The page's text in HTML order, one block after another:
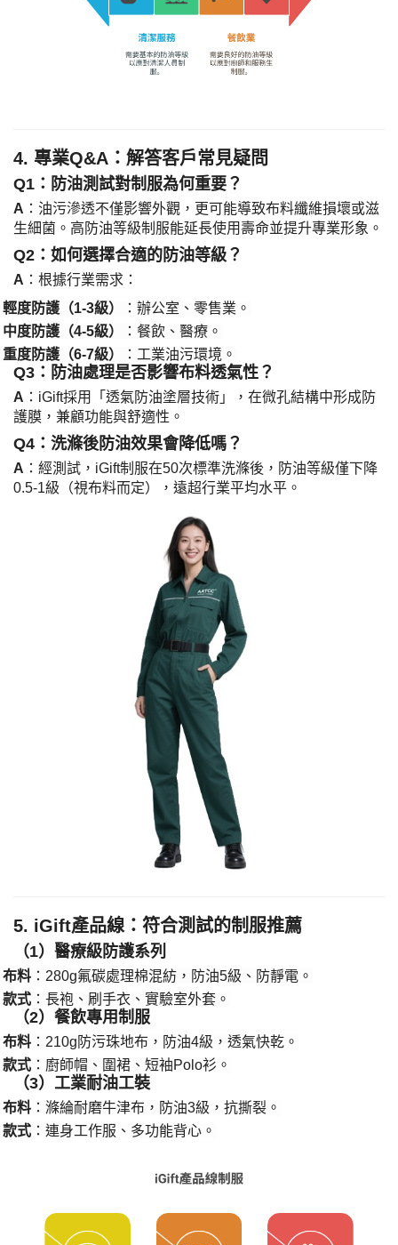
​4. 專業Q&A：解答客戶常見疑問​
​Q1：防油測試對制服為何重要？​
​A​ ​：油污滲透不僅影響外觀，更可能導致布料纖維損壞或滋
生細菌。高防油等級制服能延長使用壽命並提升專業形象。
​Q2：如何選擇合適的防油等級？​
​A​ ​：根據行業需求：
​輕度防護（1-3級）​ ​：辦公室、零售業。
​中度防護（4-5級）​ ​：餐飲、醫療。
​重度防護（6-7級）​ ​：工業油污環境。
​Q3：防油處理是否影響布料透氣性？​
​A​ ​：iGift採用「透氣防油塗層技術」，在微孔結構中形成防
護膜，兼顧功能與舒適性。
​Q4：洗滌後防油效果會降低嗎？​
​A​ ​：經測試，iGift制服在50次標準洗滌後，防油等級僅下降
0.5-1級（視布料而定），遠超行業平均水平。
​5. iGift產品線：符合測試的制服推薦​
​（1）醫療級防護系列​
​布料​ ​：280g氟碳處理棉混紡，防油5級、防靜電。
​款式​ ​：長袍、刷手衣、實驗室外套。
​（2）餐飲專用制服​
​布料​ ​：210g防污珠地布，防油4級，透氣快乾。
​款式​ ​：廚師帽、圍裙、短袖Polo衫。
​（3）工業耐油工裝​
​布料​ ​：滌綸耐磨牛津布，防油3級，抗撕裂。
​款式​ ​：連身工作服、多功能背心。